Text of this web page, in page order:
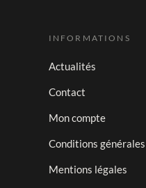
INFORMATIONS
Actualités
Contact
Mon compte
Conditions générales
Mentions légales